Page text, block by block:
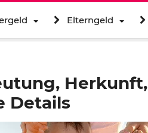
Elterngeld
Herkunft,
Details